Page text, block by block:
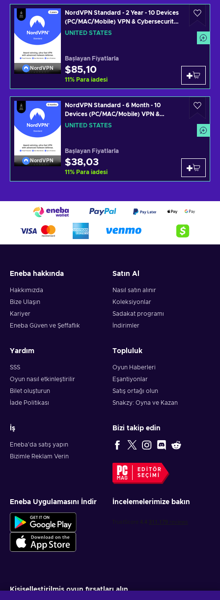
NordVPN
NordVPN Standard - 2 Year - 10 Devices
(PC/MAC/Mobile) VPN & Cybersecurity
Software Subscription Key UNITED
UNITED STATES
Başlayan Fiyatlarla
$85,10
11% Para iadesi
NordVPN
NordVPN Standard - 6 Month - 10
Devices (PC/MAC/Mobile) VPN &
Cybersecurity Software Subscription
UNITED STATES
Başlayan Fiyatlarla
$38,03
11% Para iadesi
Eneba hakkında
Hakkımızda
Bize Ulaşın
Kariyer
Eneba Güven ve Şeffaflık
Satın Al
Nasıl satın alınır
Koleksiyonlar
Sadakat programı
İndirimler
Yardım
SSS
Oyun nasıl etkinleştirilir
Bilet oluşturun
İade Politikası
Topluluk
Oyun Haberleri
Eşantiyonlar
Satış ortağı olun
Snakzy: Oyna ve Kazan
İş
Eneba'da satış yapın
Bizimle Reklam Verin
Bizi takip edin
EDITÖR
SEÇIMI
Eneba Uygulamasını İndir İncelemelerimize bakın
Kişiselleştirilmiş oyun fırsatları alın